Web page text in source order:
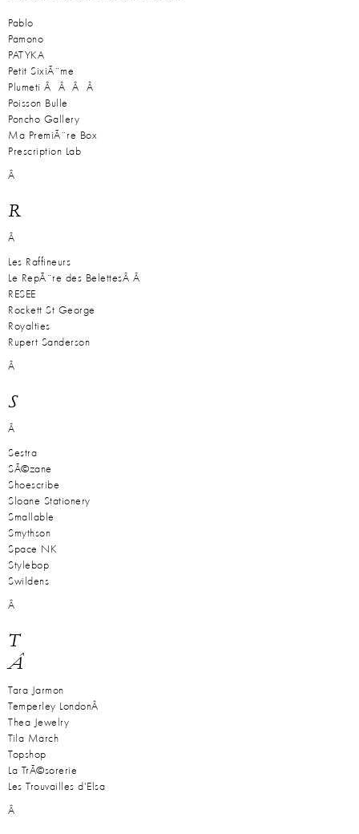
Pablo
Pamono
PATYKA
Petit SixiÃ¨me
Plumeti Â Â Â Â
Poisson Bulle
Poncho Gallery
Ma PremiÃ¨re Box
Prescription Lab
Â
R
Â
Les Raffineurs
Le RepÃ¨re des BelettesÂ Â
RESEE
Rockett St George
Royalties
Rupert Sanderson
Â
S
Â
Sestra
SÃ©zane
Shoescribe
Sloane Stationery
Smallable
Smythson
Space NK
Stylebop
Swildens
Â
T
Â
Tara Jarmon
Temperley LondonÂ
Thea Jewelry
Tila March
Topshop
La TrÃ©sorerie
Les Trouvailles d'Elsa
Â